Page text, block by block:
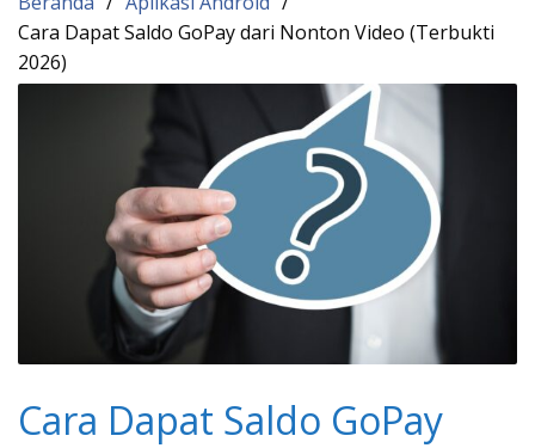
Cara Dapat Saldo GoPay dari Nonton Video (Terbukti
2026)
Cara Dapat Saldo GoPay